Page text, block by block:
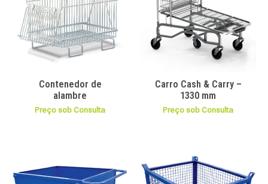
Contenedor de
alambre
Preço sob Consulta
Carro Cash & Carry –
1330 mm
Preço sob Consulta